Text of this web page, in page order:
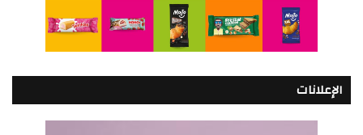
الإعلانات